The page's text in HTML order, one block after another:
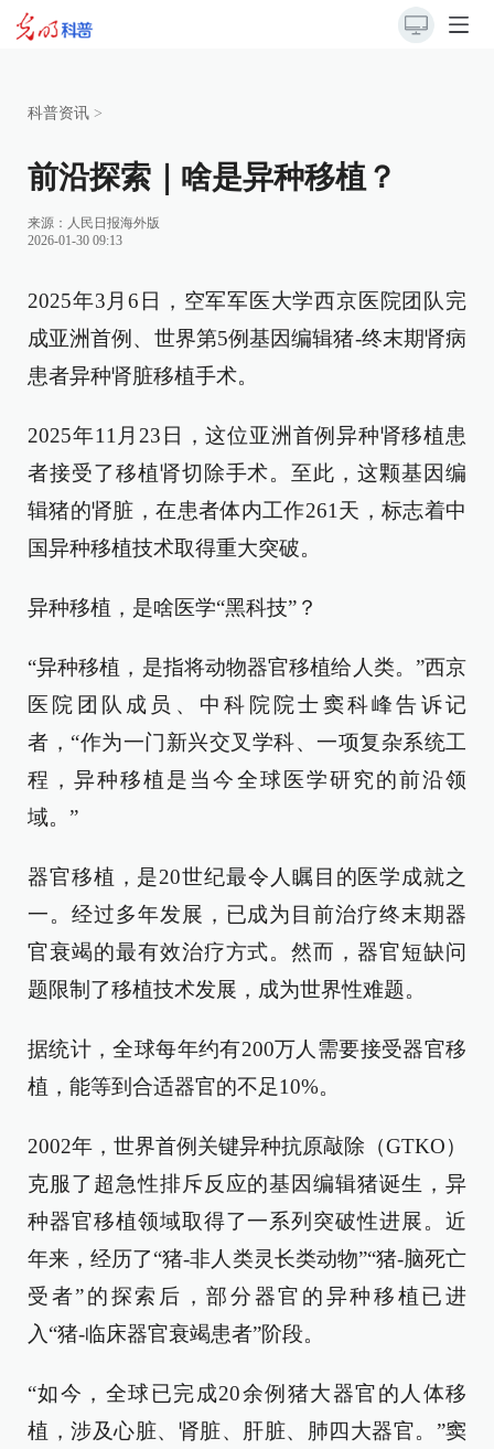
科普资讯 >
前沿探索｜啥是异种移植？
来源： 人民日报海外版
2026-01-30 09:13
2025年3月6日，空军军医大学西京医院团队完
成亚洲首例、世界第5例基因编辑猪-终末期肾病
患者异种肾脏移植手术。
2025年11月23日，这位亚洲首例异种肾移植患
者接受了移植肾切除手术。至此，这颗基因编
辑猪的肾脏，在患者体内工作261天，标志着中
国异种移植技术取得重大突破。
异种移植，是啥医学“黑科技”？
“异种移植，是指将动物器官移植给人类。”西京
医院团队成员、中科院院士窦科峰告诉记
者，“作为一门新兴交叉学科、一项复杂系统工
程，异种移植是当今全球医学研究的前沿领
域。”
器官移植，是20世纪最令人瞩目的医学成就之
一。经过多年发展，已成为目前治疗终末期器
官衰竭的最有效治疗方式。然而，器官短缺问
题限制了移植技术发展，成为世界性难题。
据统计，全球每年约有200万人需要接受器官移
植，能等到合适器官的不足10%。
2002年，世界首例关键异种抗原敲除（GTKO）
克服了超急性排斥反应的基因编辑猪诞生，异
种器官移植领域取得了一系列突破性进展。近
年来，经历了“猪-非人类灵长类动物”“猪-脑死亡
受者”的探索后，部分器官的异种移植已进
入“猪-临床器官衰竭患者”阶段。
“如今，全球已完成20余例猪大器官的人体移
植，涉及心脏、肾脏、肝脏、肺四大器官。”窦